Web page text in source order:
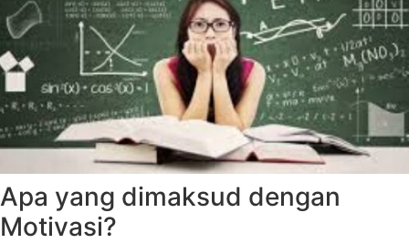
Apa yang dimaksud dengan
Motivasi?